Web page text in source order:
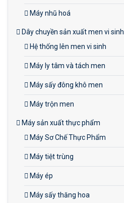
Máy nhũ hoá
Dây chuyền sản xuất men vi sinh
Hệ thống lên men vi sinh
Máy ly tâm và tách men
Máy sấy đông khô men
Máy trộn men
Máy sản xuất thực phẩm
Máy Sơ Chế Thực Phẩm
Máy tiệt trùng
Máy ép
Máy sấy thăng hoa